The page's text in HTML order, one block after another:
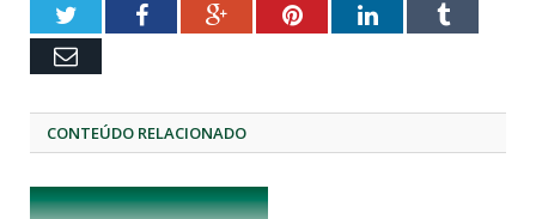
TwitterFacebookGoogle+PinterestLinkedInTumblr
Email
CONTEÚDO RELACIONADO